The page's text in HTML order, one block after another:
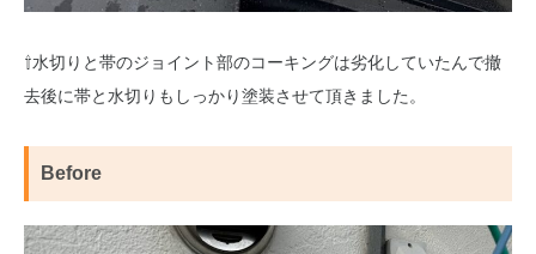
⇧水切りと帯のジョイント部のコーキングは劣化していたんで撤
去後に帯と水切りもしっかり塗装させて頂きました。
Before